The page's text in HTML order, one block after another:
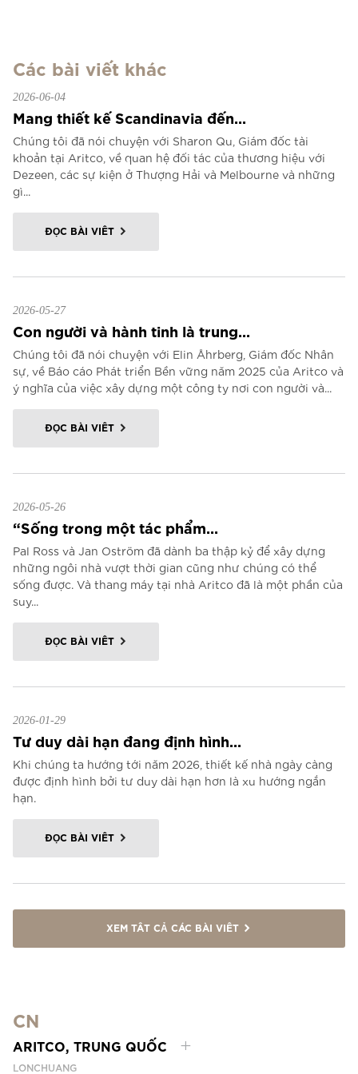
Các bài viết khác
2026-06-04
Mang thiết kế Scandinavia đến...
Chúng tôi đã nói chuyện với Sharon Qu, Giám đốc tài
khoản tại Aritco, về quan hệ đối tác của thương hiệu với
Dezeen, các sự kiện ở Thượng Hải và Melbourne và những
gì...
ĐỌC BÀI VIẾT
2026-05-27
Con người và hành tinh là trung...
Chúng tôi đã nói chuyện với Elin Åhrberg, Giám đốc Nhân
sự, về Báo cáo Phát triển Bền vững năm 2025 của Aritco và
ý nghĩa của việc xây dựng một công ty nơi con người và...
ĐỌC BÀI VIẾT
2026-05-26
“Sống trong một tác phẩm...
Pal Ross và Jan Oström đã dành ba thập kỷ để xây dựng
những ngôi nhà vượt thời gian cũng như chúng có thể
sống được. Và thang máy tại nhà Aritco đã là một phần của
suy...
ĐỌC BÀI VIẾT
2026-01-29
Tư duy dài hạn đang định hình...
Khi chúng ta hướng tới năm 2026, thiết kế nhà ngày càng
được định hình bởi tư duy dài hạn hơn là xu hướng ngắn
hạn.
ĐỌC BÀI VIẾT
XEM TẤT CẢ CÁC BÀI VIẾT
CN
ARITCO, TRUNG QUỐC
LONCHUANG